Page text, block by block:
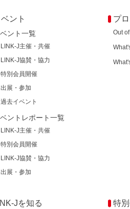
ント
ント一覧
LINK-J主催・共催
LINK-J協賛・協力
特別会員開催
出展・参加
過去イベント
ントレポート一覧
LINK-J主催・共催
特別会員開催
LINK-J協賛・協力
出展・参加
プ
Out
Jを知る 特